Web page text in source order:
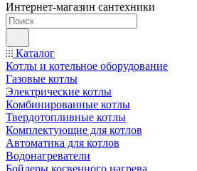
Интернет-магазин сантехники
Каталог
Котлы и котельное оборудование
Газовые котлы
Электрические котлы
Комбинированные котлы
Твердотопливные котлы
Комплектующие для котлов
Автоматика для котлов
Водонагреватели
Бойлеры косвенного нагрева